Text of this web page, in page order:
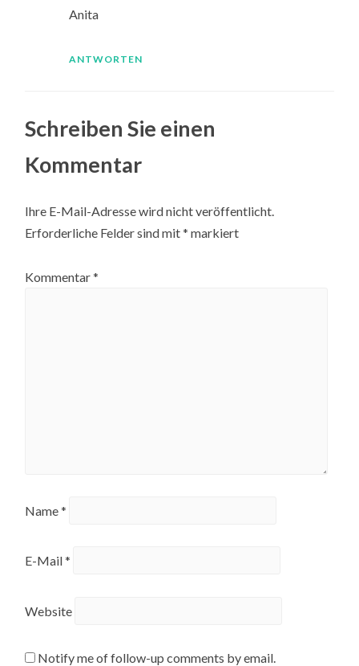
Anita
ANTWORTEN
Schreiben Sie einen
Kommentar
Ihre E-Mail-Adresse wird nicht veröffentlicht.
Erforderliche Felder sind mit* markiert
Kommentar*
Name*
E-Mail*
Website
Notify me of follow-up comments by email.